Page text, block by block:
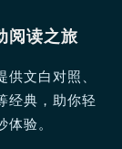
阅读之旅
文白对照、
经典，助你轻
验。